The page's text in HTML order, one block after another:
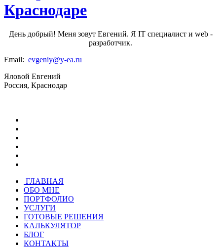
День добрый! Меня зовут Евгений. Я IT специалист и web -
разработчик.
Email: evgeniy@y-ea.ru
Яловой Евгений
Россия, Краснодар
ГЛАВНАЯ
ОБО МНЕ
ПОРТФОЛИО
УСЛУГИ
ГОТОВЫЕ РЕШЕНИЯ
КАЛЬКУЛЯТОР
БЛОГ
КОНТАКТЫ